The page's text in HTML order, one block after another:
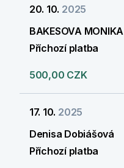
20. 10. 2025
BAKESOVA MONIKA
Příchozí platba
500,00 CZK
17. 10. 2025
Denisa Dobiášová
Příchozí platba